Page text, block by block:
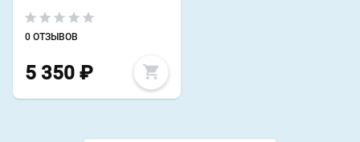
0 ОТЗЫВОВ
5 350 ₽